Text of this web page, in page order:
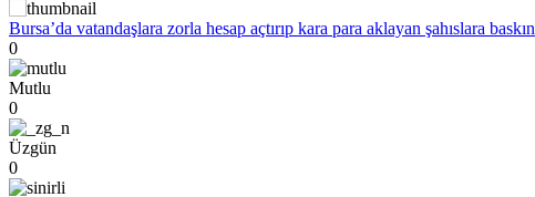
Bursa’da vatandaşlara zorla hesap açtırıp kara para aklayan şahıslara baskın
0
Mutlu
0
Üzgün
0